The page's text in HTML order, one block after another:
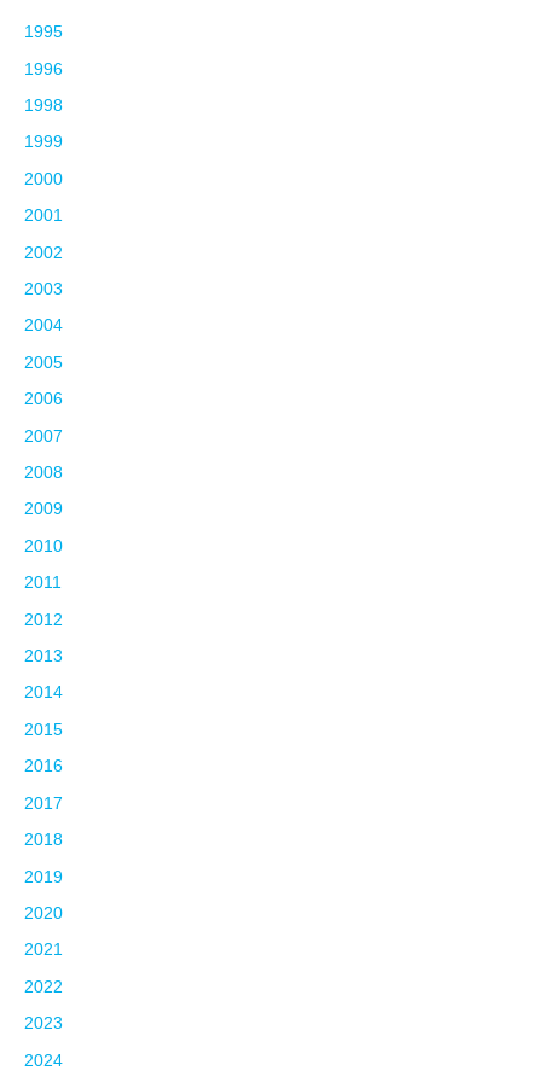
1995
1996
1998
1999
2000
2001
2002
2003
2004
2005
2006
2007
2008
2009
2010
2011
2012
2013
2014
2015
2016
2017
2018
2019
2020
2021
2022
2023
2024